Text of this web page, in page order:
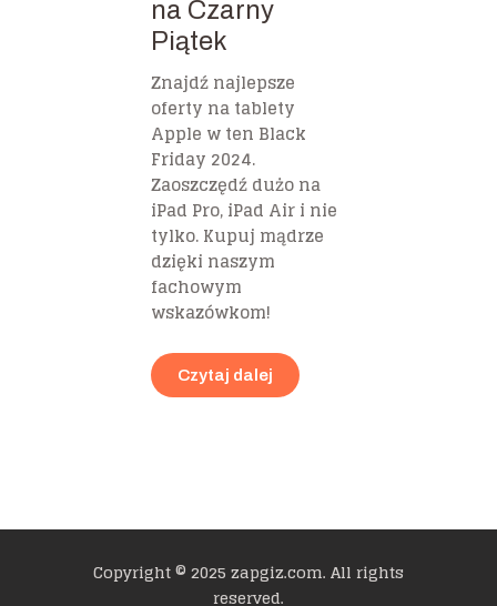
na Czarny
Piątek
Znajdź najlepsze
oferty na tablety
Apple w ten Black
Friday 2024.
Zaoszczędź dużo na
iPad Pro, iPad Air i nie
tylko. Kupuj mądrze
dzięki naszym
fachowym
wskazówkom!
Czytaj dalej
Copyright © 2025 zapgiz.com. All rights
reserved.